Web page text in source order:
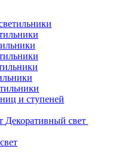
и ступеней
Декоративный свет